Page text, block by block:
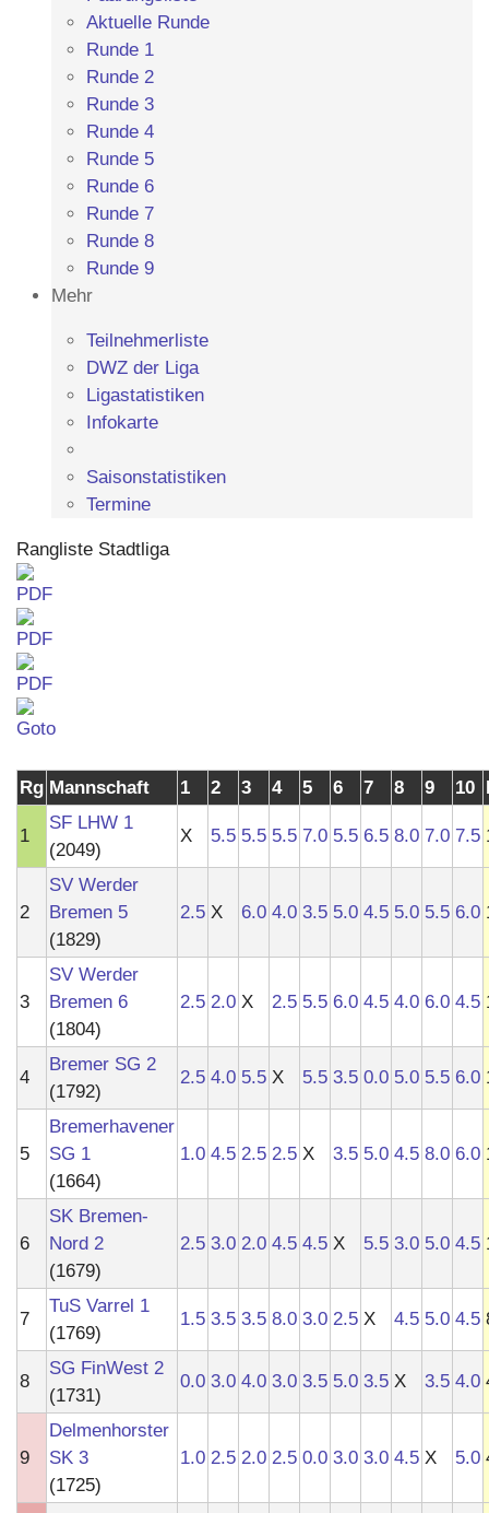
Aktuelle Runde
Runde 1
Runde 2
Runde 3
Runde 4
Runde 5
Runde 6
Runde 7
Runde 8
Runde 9
Mehr
Teilnehmerliste
DWZ der Liga
Ligastatistiken
Infokarte
Saisonstatistiken
Termine
Rangliste Stadtliga
Rg Mannschaft 1 2 3 4 5 6 7 8 9 10
1
SF LHW 1
(2049)
X 5.5 5.5 5.5 7.0 5.5 6.5 8.0 7.0 7.5
2
SV Werder
Bremen 5
(1829)
2.5 X 6.0 4.0 3.5 5.0 4.5 5.0 5.5 6.0
3
SV Werder
Bremen 6
(1804)
2.5 2.0 X 2.5 5.5 6.0 4.5 4.0 6.0 4.5
4
Bremer SG 2
(1792)
2.5 4.0 5.5 X 5.5 3.5 0.0 5.0 5.5 6.0
5
Bremerhavener
SG 1
(1664)
1.0 4.5 2.5 2.5 X 3.5 5.0 4.5 8.0 6.0
6
SK Bremen-
Nord 2
(1679)
2.5 3.0 2.0 4.5 4.5 X 5.5 3.0 5.0 4.5
7
TuS Varrel 1
(1769)
1.5 3.5 3.5 8.0 3.0 2.5 X 4.5 5.0 4.5
8
SG FinWest 2
(1731)
0.0 3.0 4.0 3.0 3.5 5.0 3.5 X 3.5 4.0
9
Delmenhorster
SK 3
(1725)
1.0 2.5 2.0 2.5 0.0 3.0 3.0 4.5 X 5.0